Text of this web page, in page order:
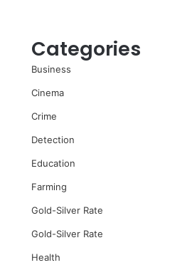
Categories
Business
Cinema
Crime
Detection
Education
Farming
Gold-Silver Rate
Gold-Silver Rate
Health